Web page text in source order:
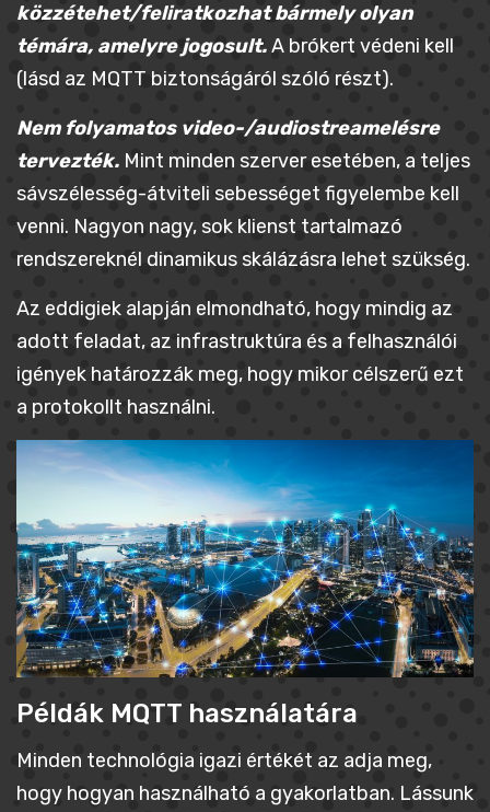
közzétehet/feliratkozhat bármely olyan
témára, amelyre jogosult.A brókert védeni kell
(lásd az MQTT biztonságáról szóló részt).
Nem folyamatos video-/audiostreamelésre
tervezték. Mint minden szerver esetében, a teljes
sávszélesség-átviteli sebességet figyelembe kell
venni. Nagyon nagy, sok klienst tartalmazó
rendszereknél dinamikus skálázásra lehet szükség.
Az eddigiek alapján elmondható, hogy mindig az
adott feladat, az infrastruktúra és a felhasználói
igények határozzák meg, hogy mikor célszerű ezt
a protokollt használni.
Példák MQTT használatára
Minden technológia igazi értékét az adja meg,
hogy hogyan használható a gyakorlatban. Lássunk